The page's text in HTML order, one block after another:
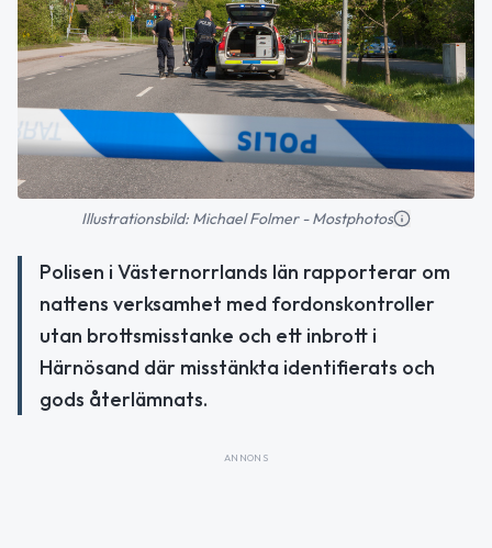
Illustrationsbild: Michael Folmer - Mostphotos
Polisen i Västernorrlands län rapporterar om
nattens verksamhet med fordonskontroller
utan brottsmisstanke och ett inbrott i
Härnösand där misstänkta identifierats och
gods återlämnats.
ANNONS